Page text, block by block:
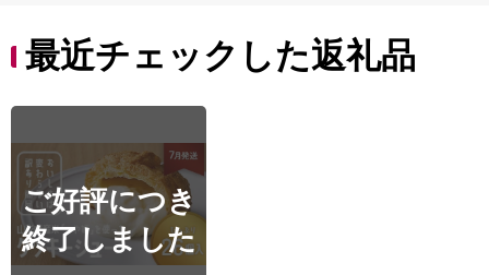
最近チェックした返礼品
ご好評につき
終了しました